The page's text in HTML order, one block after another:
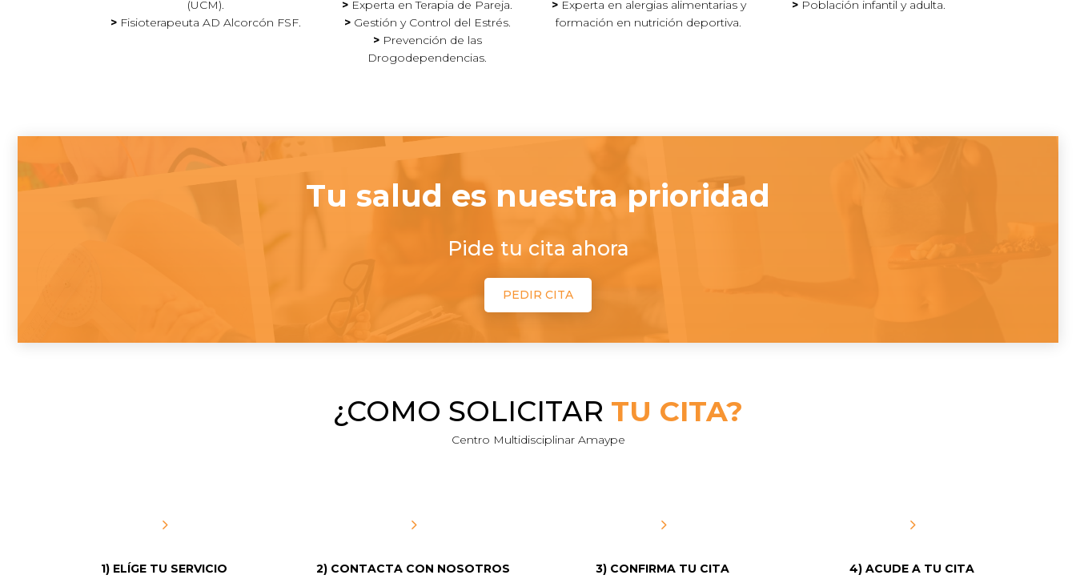
(UCM).
>Fisioterapeuta AD Alcorcón FSF.
> Experta en Terapia de Pareja.
>Gestión y Control del Estrés.
>Prevención de las
Drogodependencias.
>Experta en alergias alimentarias y
formación en nutrición deportiva.
> Población infantil y adulta.
Tu salud es nuestra prioridad
Pide tu cita ahora
PEDIR CITA
¿COMO SOLICITAR TU CITA?
Centro Multidisciplinar Amaype
5
1) ELÍGE TU SERVICIO
5
2) CONTACTA CON NOSOTROS
5
3) CONFIRMA TU CITA
5
4) ACUDE A TU CITA